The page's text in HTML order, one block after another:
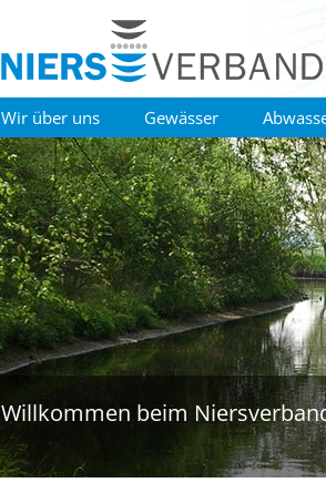
Wir über uns Gewässer
Willkommen beim